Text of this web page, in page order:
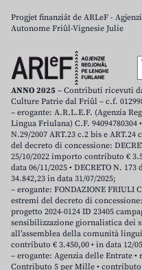
Progjet finanziât de ARLeF -
Autonome Friûl-Vignesie Julie
ANNO 2025 – Contributi ricevuti
Culture Patrie dal Friûl – c.f.
– erogante: A.R.L.E.F. (Agenzia
Lingua Friulana) C.F.
N.29/2007 ART.23 c.2 bis e ART.24
del decreto di concessione:
25/10/2022 importo contributo €
data 06/11/2025 • DECRETO N. 173
34.842,23 in data 31/07/2025;
– erogante: FONDAZIONE FRIULI
estremi del decreto di
progetto 2024-0124 ID 23405
sensibilizzazione giornalistica dei
all’assemblea della comunità
contributo € 3.450,00 • in data 12/
– erogante: Agenzia delle Entrate
Contributo 5 per Mille • contributo: